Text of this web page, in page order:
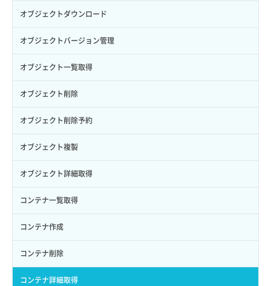
サブユーザー詳細取得
トークン発行
パーミッション一覧取得
ロールからパーミッションを紐づけ解除
ロールにパーミッションを紐づけ
ロール一覧取得
ロール作成
ロール削除
ロール更新
ロール詳細取得
バックアップ詳細取得
ボリュームイメージ保存
ボリュームタイプ一覧取得
ボリュームタイプ詳細取得
ボリューム一覧取得
ボリューム作成
ボリューム削除
ボリューム更新
ボリューム詳細一覧取得
ボリューム詳細取得
自動バックアップ有効化
アタッチ済みボリューム一覧
アタッチ済みボリューム詳細取得
コンソールURL発行
サーバーに紐づくアドレス取得
サーバーに紐づくアドレス取得（ネットワーク指定）
サーバーに紐づくセキュリティグループ取得
サーバープラン一覧取得
サーバープラン変更
サーバープラン詳細一覧取得
サーバープラン詳細取得
サーバーメタデータ取得
セキュリティグループ ルール一覧取得
セキュリティグループ ルール作成
セキュリティグループ ルール削除
セキュリティグループ ルール詳細取得
セキュリティグループ一覧取得
セキュリティグループ作成
セキュリティグループ削除
セキュリティグループ更新
セキュリティグループ詳細取得
ネットワーク一覧取得
ネットワーク作成（ローカルネットワーク用）
ヘルスモニタ一覧取得
ヘルスモニタ作成
ヘルスモニタ削除
ヘルスモニタ更新
ヘルスモニタ詳細取得
メンバー一覧
メンバー削除
メンバー更新
メンバー詳細取得
メンバー追加
リスナー一覧取得
オブジェクトダウンロード
オブジェクトバージョン管理
オブジェクト一覧取得
オブジェクト削除
オブジェクト削除予約
オブジェクト複製
オブジェクト詳細取得
コンテナ一覧取得
コンテナ作成
コンテナ削除
コンテナ詳細取得